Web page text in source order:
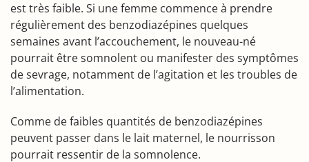
est très faible. Si une femme commence à prendre
régulièrement des benzodiazépines quelques
semaines avant l’accouchement, le nouveau-né
pourrait être somnolent ou manifester des symptômes
de sevrage, notamment de l’agitation et les troubles de
l’alimentation.
Comme de faibles quantités de benzodiazépines
peuvent passer dans le lait maternel, le nourrisson
pourrait ressentir de la somnolence.